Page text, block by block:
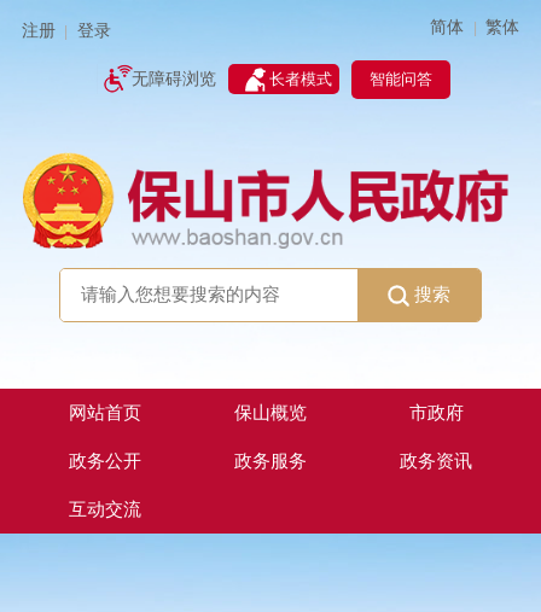
注册 登录 简体 | 繁体
无障碍浏览 长者模式 智能问答
搜索
网站首页 保山概览 市政府
政务公开 政务服务 政务资讯
互动交流